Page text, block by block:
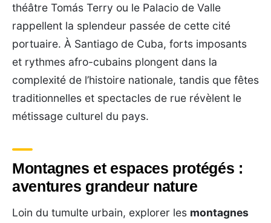
théâtre Tomás Terry ou le Palacio de Valle
rappellent la splendeur passée de cette cité
portuaire. À Santiago de Cuba, forts imposants
et rythmes afro-cubains plongent dans la
complexité de l’histoire nationale, tandis que fêtes
traditionnelles et spectacles de rue révèlent le
métissage culturel du pays.
Montagnes et espaces protégés :
aventures grandeur nature
Loin du tumulte urbain, explorer les montagnes